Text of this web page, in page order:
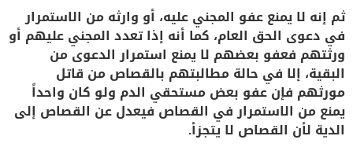
ثم إنه لا يمنع عفو المجني عليه، أو وارثه من الاستمرار
في دعوى الحق العام، كما أنه إذا تعدد المجني عليهم أو
ورثتهم فعفو بعضهم لا يمنع استمرار الدعوى من
البقية، إلا في حالة مطالبتهم بالقصاص من قاتل
مورثهم فإن عفو بعض مستحقي الدم ولو كان واحداً
يمنع من الاستمرار في القصاص فيعدل عن القصاص إلى
الدية لأن القصاص لا يتجزأ.